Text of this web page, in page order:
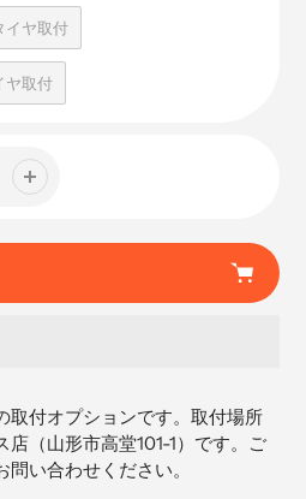
イヤ取付
ヤ取付
取付オプションです。取付場所
店（山形市高堂101-1）です。ご
い合わせください。